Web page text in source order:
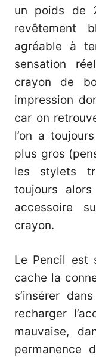
un poids de
revêtement
agréable à
sensation
crayon de
impression
car on
l’on a
plus gros
les stylets
toujours
accessoire
crayon.
Le Pencil est
cache la
s’insérer
recharger
mauvaise,
permanence